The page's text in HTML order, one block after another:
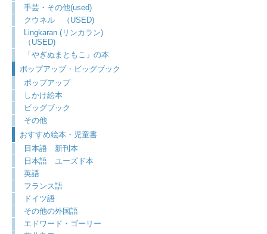
手芸・その他(used)
クウネル （USED)
Lingkaran (リンカラン)
（USED)
「やぎぬまともこ」の本
ポップアップ・ビッグブック
ポップアップ
しかけ絵本
ビッグブック
その他
おすすめ絵本・児童書
日本語 新刊本
日本語 ユーズド本
英語
フランス語
ドイツ語
その他の外国語
エドワード・ゴーリー